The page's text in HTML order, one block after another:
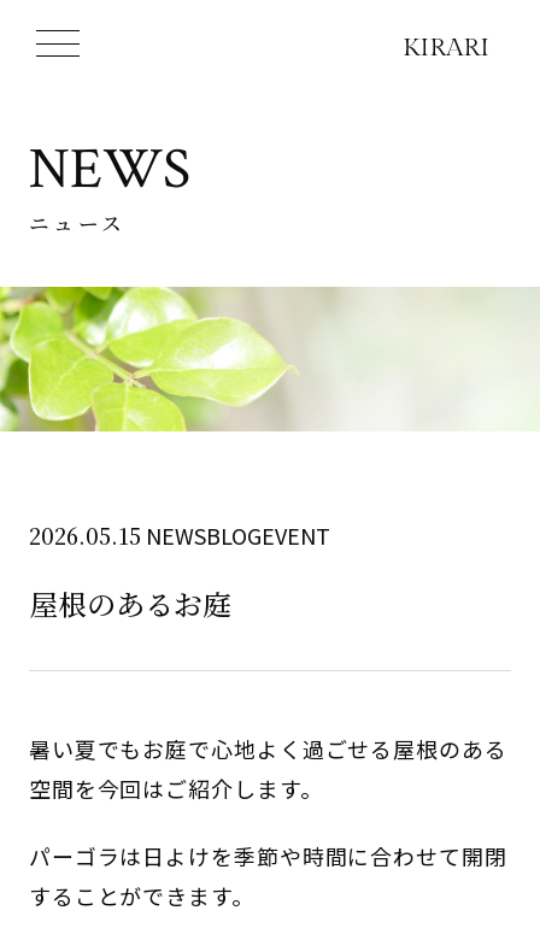
NEWS
ニュース
2026.05.15 NEWSBLOGEVENT
屋根のあるお庭
暑い夏でもお庭で心地よく過ごせる屋根のある
空間を今回はご紹介します。
パーゴラは日よけを季節や時間に合わせて開閉
することができます。